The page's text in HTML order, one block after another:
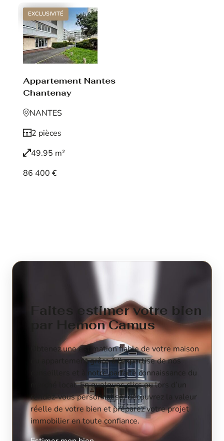
EXCLUSIVITÉ
Appartement Nantes
Chantenay
NANTES
2 pièces
49.95 m²
86 400 €
Faites estimer votre bien
par Hemon Camus
Obtenez une estimation fiable de votre maison
ou appartement grâce à l’expertise de nos
conseillers et à notre parfaite connaissance du
marché local. En quelques clics ou lors d’un
rendez-vous personnalisé, découvrez la valeur
réelle de votre bien et préparez votre projet
immobilier en toute confiance.